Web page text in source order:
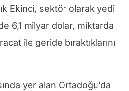
Ekinci, sektör olarak yedi
6,1 milyar dolar, miktarda
ile geride bıraktıklarını
yer alan Ortadoğu’da